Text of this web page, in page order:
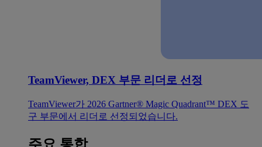
TeamViewer, DEX 부문 리더로 선정
TeamViewer가 2026 Gartner® Magic Quadrant™ DEX 도
구 부문에서 리더로 선정되었습니다.